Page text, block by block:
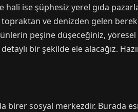
ise şüphesiz yerel gıda
topraktan ve denizden gelen
peşine düşeceğiniz,
bir şekilde ele alacağız.
birer sosyal merkezdir. Burada